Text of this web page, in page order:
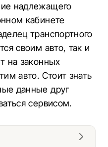
надлежащего
кабинете
транспортного
своим авто, так и
на законных
авто. Стоит знать
данные друг
сервисом.